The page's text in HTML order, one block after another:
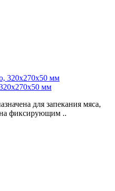
мм
для запeкания мяca,
фикcирующим ..